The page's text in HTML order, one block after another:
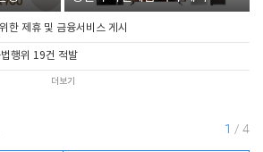
한 제휴 및 금융서비스 게시
행위 19건 적발
더보기
1 / 4